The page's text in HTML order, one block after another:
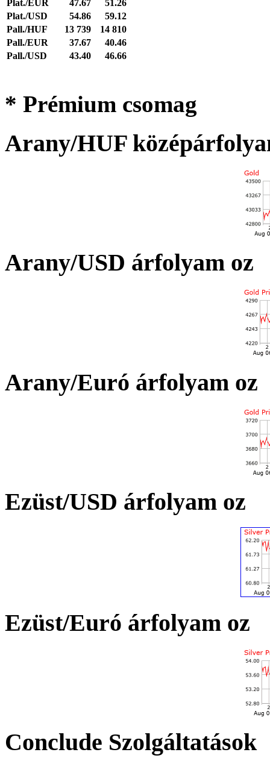
Plat./EUR 47.67
51.26
Plat./USD
54.86
59.12
Pall./HUF
13 739
14 810
Pall./EUR
37.67
40.46
Pall./USD
43.40 46.66
* Prémium csomag
Arany/HUF
Arany/USD árfolyam oz
Arany/Euró árfolyam oz
Ezüst/USD árfolyam oz
Ezüst/Euró árfolyam oz
Conclude Szolgáltatások